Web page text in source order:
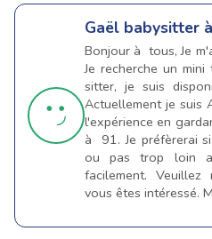
Gaël babysitter
Bonjour à tous, Je
Je recherche un
sitter, je suis
Actuellement je suis
l'expérience en
à 91. Je préfèrerai
ou pas trop loin
facilement.
vous êtes intéressé.